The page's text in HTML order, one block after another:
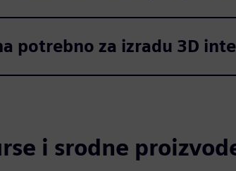
potrebno za izradu 3D
i srodne